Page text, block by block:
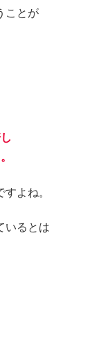
ことが
よね。
いるとは